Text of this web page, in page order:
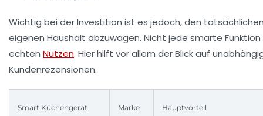
Wichtig bei der Investition ist es jedoch, den
eigenen Haushalt abzuwägen. Nicht jede smarte
echten Nutzen. Hier hilft vor allem der Blick auf
Kundenrezensionen.
Smart Küchengerät Marke Hauptvorteil